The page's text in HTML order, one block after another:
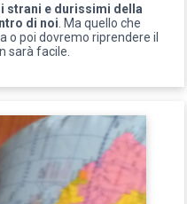
strani e durissimi della
di noi . Ma quello che
o poi dovremo riprendere il
sarà facile.